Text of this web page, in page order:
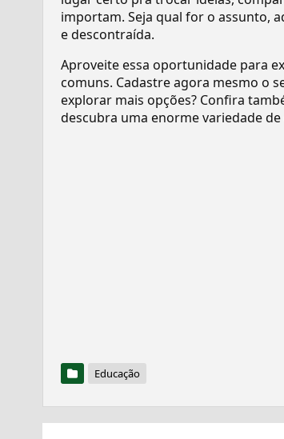
importam. Seja qual for o assunto,
e descontraída.
Aproveite essa oportunidade para
comuns. Cadastre agora mesmo o
explorar mais opções? Confira
descubra uma enorme variedade
Educação